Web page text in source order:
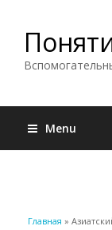
Menu
Вы здесь
Главная »